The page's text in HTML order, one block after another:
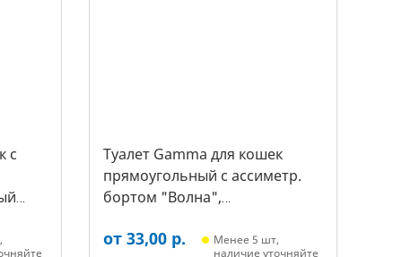
c
Туалет Gamma для кошек
прямоугольный с ассиметр.
бортом "Волна",
(20452018, 3387)
от 33,00 р.
Менее 5 шт,
наличие уточняйте